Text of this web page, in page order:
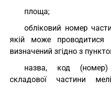
площа;
обліковий номер
якій може проводитися
визначений згідно з
назва, код (номер)
складової частини